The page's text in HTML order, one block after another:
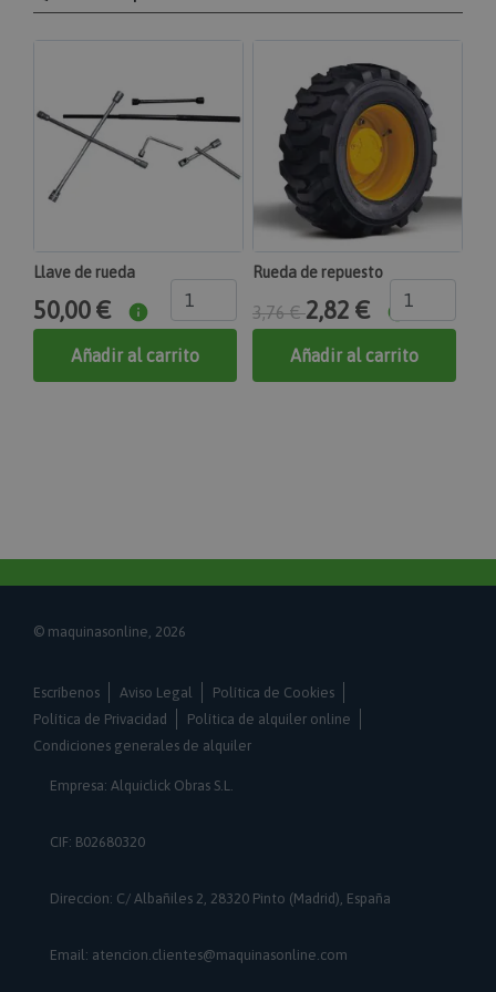
Llave de rueda
50,00 €
Añadir al carrito
Rueda de repuesto
3,76 € 2,82 €
Añadir al carrito
© maquinasonline, 2026
Escríbenos Aviso Legal
Política de Cookies
Política de Privacidad
Política de alquiler online
Condiciones generales de alquiler
Empresa: Alquiclick Obras S.L.
CIF: B02680320
Direccion: C/ Albañiles 2, 28320 Pinto (Madrid), España
Email: atencion.clientes@maquinasonline.com
comparados recientemente.
1 día
Almacena la configuración de los datos de
productos relacionados con productos vistos /
comparados recientemente.
Agrega un número y una hora únicos y aleatorios a
que se almacenen en caché en el servidor.
CookieScriptConsent
correctamente.
PHPSESSID
.www.maquinasonline.com
Cookie generada por aplicaciones basadas en el
lenguaje PHP. Este es un identificador de propósito
general que se utiliza para mantener las variables
de sesión del usuario. Normalmente es un número
específico del sitio, pero un buen ejemplo es
mantener un estado de inicio de sesión para un
searchReport-log
Magento, utilizado para registrar información sobre